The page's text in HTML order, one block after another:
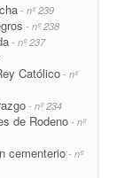
- nº 239
- nº 238
- nº 237
Católico - nº
- nº 234
de Rodeno - nº
cementerio - nº